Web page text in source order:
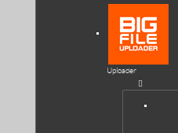
Uploader